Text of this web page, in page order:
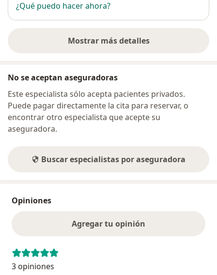
¿Qué puedo hacer ahora?
Mostrar más detalles
sobre la dirección
No se aceptan aseguradoras
Este especialista sólo acepta pacientes privados.
Puede pagar directamente la cita para reservar, o
encontrar otro especialista que acepte su
aseguradora.
Buscar especialistas por aseguradora
Opiniones
Agregar tu opinión
3 opiniones